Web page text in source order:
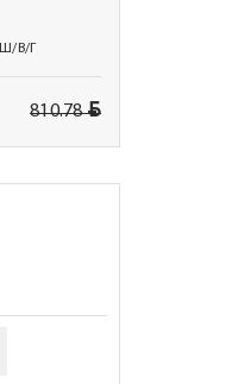
Ш/В/Г
810.78BYN